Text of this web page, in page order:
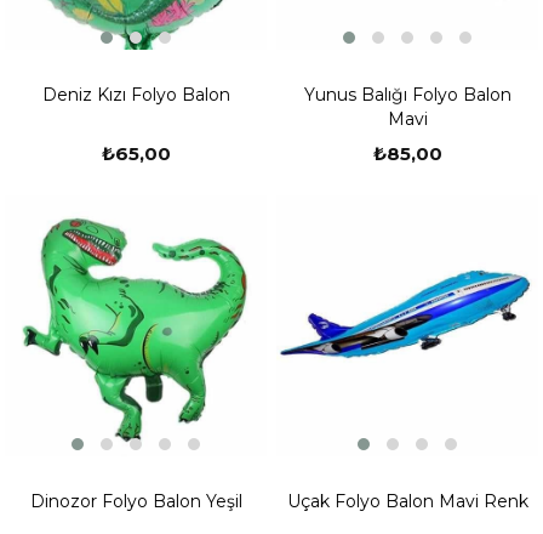
Deniz Kızı Folyo Balon
₺65,00
Yunus Balığı Folyo Balon
Mavi
₺85,00
Dinozor Folyo Balon Yeşil Uçak Folyo Balon Mavi Renk